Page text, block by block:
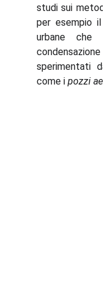
studi sui
per esempio
urbane che
sperimentati
come i pozzi